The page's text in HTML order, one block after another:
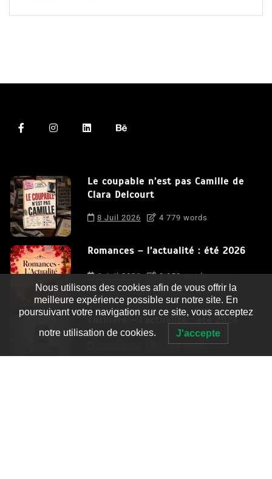
Le coupable n’est pas Camille de
Clara Delcourt
8 Juil 2026 4 779 words
Romances – l’actualité : été 2026
6 Juil 2026 3 052 words
Thrillers – l’actualité : été 2026
2 995 words
Nous utilisons des cookies afin de vous offrir la
meilleure expérience possible sur notre site. En
poursuivant votre navigation sur ce site, vous acceptez
notre utilisation de cookies. J'accepte